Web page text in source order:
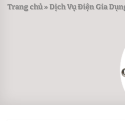
Trang chủ»Dịch Vụ Điện Gia